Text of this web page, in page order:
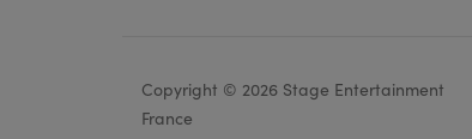
Copyright © 2026 Stage Entertainment
France